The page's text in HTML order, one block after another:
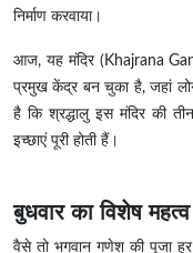
निर्माण करवाया।
आज, यह मंदिर (Khajrana
प्रमुख केंद्र बन चुका है, जहां
है कि श्रद्धालु इस मंदिर की
इच्छाएं पूरी होती हैं।
बुधवार का विशेष महत्व
वैसे तो भगवान गणेश की पूजा